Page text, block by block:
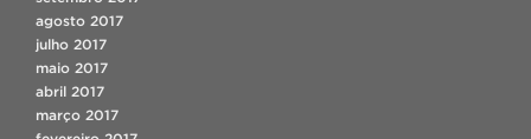
agosto 2017
julho 2017
maio 2017
abril 2017
março 2017